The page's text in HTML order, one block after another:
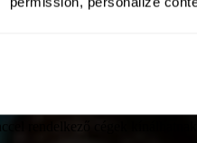
határidő: mit jelent ez
rendelkező cégek